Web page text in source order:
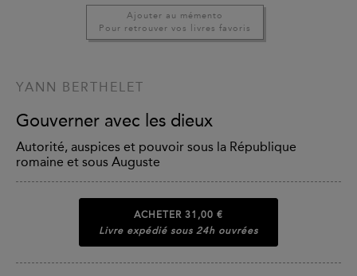
Ajouter au mémento
Pour retrouver vos livres favoris
YANN BERTHELET
Gouverner avec les dieux
Autorité, auspices et pouvoir sous la République
romaine et sous Auguste
ACHETER 31,00 €
Livre expédié sous 24h ouvrées